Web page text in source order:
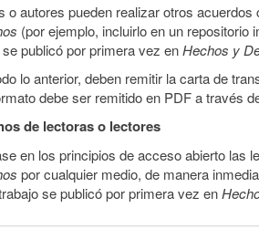
o autores pueden realizar otros
(por ejemplo, incluirlo en un
publicó por primera vez enHechos y
lo anterior, deben remitir la carta de
debe ser remitido en PDF a través
de lectoras o lectores
en los principios de acceso abierto las
por cualquier medio, de manera
se publicó por primera vez en